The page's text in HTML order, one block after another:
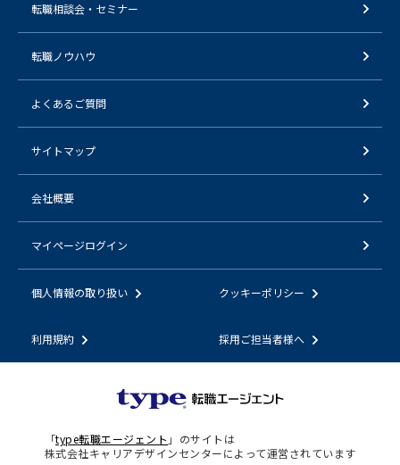
転職相談会・セミナー
転職ノウハウ
よくあるご質問
サイトマップ
会社概要
マイページログイン
個人情報の取り扱い クッキーポリシー
利用規約 採用ご担当者様へ
「type転職エージェント 」のサイトは
株式会社キャリアデザインセンターによって運営されています